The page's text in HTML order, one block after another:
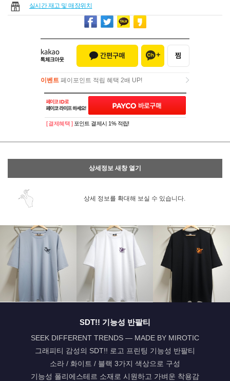
실시간 재고 및 매장위치
이벤트 페이포인트 적립 혜택 2배 UP!
페이코 ID로 페
[ 결제혜택 ] 포인트 결제시 1% 적립!
상세정보 새창 열기
상세 정보를 확대해 보실 수 있습니다.
SDT!! 기능성 반팔티
SEEK DIFFERENT TRENDS — MADE BY MIROTIC
그래피티 감성의 SDT!! 로고 프린팅 기능성 반팔티
소라 / 화이트 / 블랙 3가지 색상으로 구성
기능성 폴리에스테르 소재로 시원하고 가벼운 착용감